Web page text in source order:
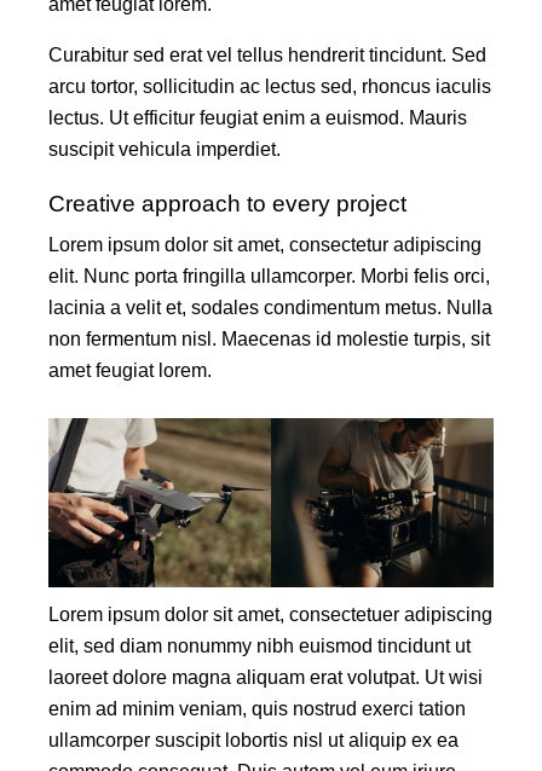
Curabitur sed erat vel tellus hendrerit tincidunt. Sed
arcu tortor, sollicitudin ac lectus sed, rhoncus iaculis
lectus. Ut efficitur feugiat enim a euismod. Mauris
suscipit vehicula imperdiet.
Creative approach to every project
Lorem ipsum dolor sit amet, consectetur adipiscing
elit. Nunc porta fringilla ullamcorper. Morbi felis orci,
lacinia a velit et, sodales condimentum metus. Nulla
non fermentum nisl. Maecenas id molestie turpis, sit
amet feugiat lorem.
Lorem ipsum dolor sit amet, consectetuer adipiscing
elit, sed diam nonummy nibh euismod tincidunt ut
laoreet dolore magna aliquam erat volutpat. Ut wisi
enim ad minim veniam, quis nostrud exerci tation
ullamcorper suscipit lobortis nisl ut aliquip ex ea